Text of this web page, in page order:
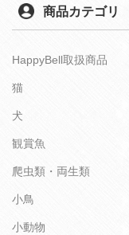
商品カテゴリ
HappyBell取扱商品
猫
犬
観賞魚
爬虫類・両生類
小鳥
小動物